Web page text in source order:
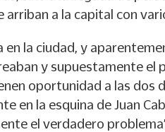
a la capital con
en la ciudad, y
y supuestamente el
oportunidad a las dos
en la esquina de Juan
el verdadero